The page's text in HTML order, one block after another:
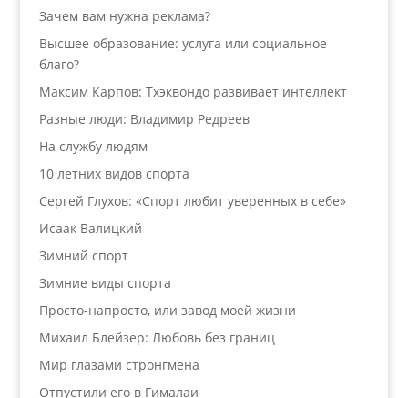
Зачем вам нужна реклама?
Высшее образование: услуга или социальное
благо?
Максим Карпов: Тхэквондо развивает интеллект
Разные люди: Владимир Редреев
На службу людям
10 летних видов спорта
Сергей Глухов: «Спорт любит уверенных в себе»
Исаак Валицкий
Зимний спорт
Зимние виды спорта
Просто-напросто, или завод моей жизни
Михаил Блейзер: Любовь без границ
Мир глазами стронгмена
Отпустили его в Гималаи